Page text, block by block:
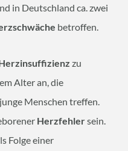
in Deutschland ca. zwei
betroffen.
zu
Alter an, die
Menschen treffen.
Herzfehlersein.
Folge einer